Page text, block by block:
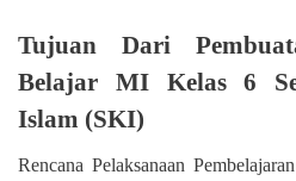
Tujuan Dari
Belajar MI Kelas 6
Islam (SKI)
Rencana Pelaksanaan